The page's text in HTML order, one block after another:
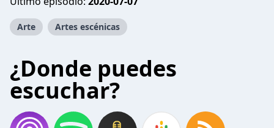
Arte Artes escénicas
¿Donde puedes
escuchar?